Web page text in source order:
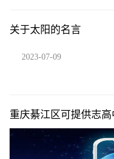
关于太阳的名言
2023-07-09
重庆綦江区可提供志